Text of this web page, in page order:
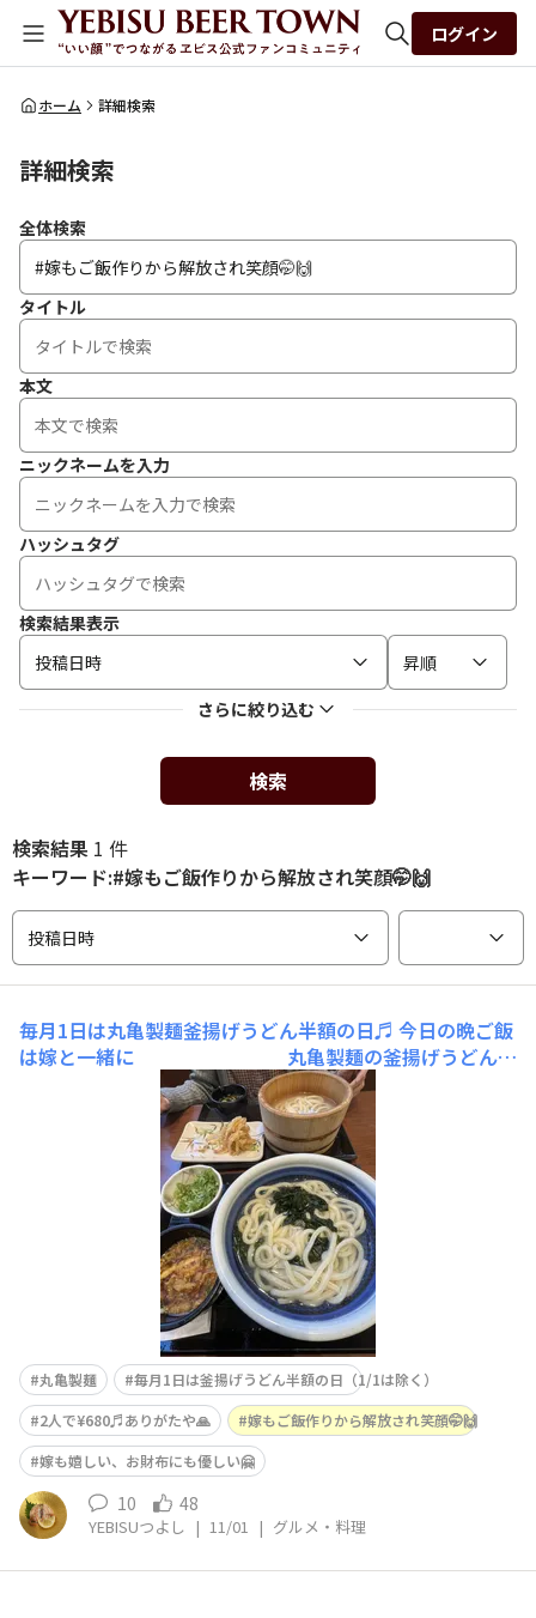
全体検索
ログイン
ホーム 詳細検索
詳細検索
全体検索
タイトル
本文
ニックネームを入力
ハッシュタグ
検索結果表示
投稿日時
昇順
さらに絞り込む
検索
検索結果 1 件
キーワード:#嫁もご飯作りから解放され笑顔🤭🙌
投稿日時
毎月1日は丸亀製麺釜揚げうどん半額の日♬ 今日の晩ご飯
は嫁と一緒に 丸亀製麺の釜揚げうどん。
だって今日は半額デーだし♬YEBIつよ
は得盛り、嫁は並盛り。もちろん桶じゃなくて丼ぶりお湯
ありで。 だってワカメ泳がせなきゃなんないし🤣
食べてる途中で写真撮ってない事を 嫁に指摘され
慌てて撮りました🤣💦2/3
丸亀製麺
毎月1日は釜揚げうどん半額の日（1/1は除く）
2人で¥680♬ありがたや🙏
嫁もご飯作りから解放され笑顔🤭🙌
嫁も嬉しい、お財布にも優しい🤗
10 48
YEBISUつよし | 11/01 | グルメ・料理